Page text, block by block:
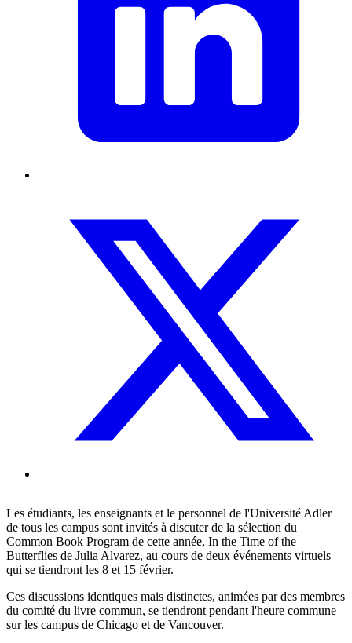
Les étudiants, les enseignants et le personnel de l'Université Adler
de tous les campus sont invités à discuter de la sélection du
Common Book Program de cette année, In the Time of the
Butterflies de Julia Alvarez, au cours de deux événements virtuels
qui se tiendront les 8 et 15 février.
Ces discussions identiques mais distinctes, animées par des membres
du comité du livre commun, se tiendront pendant l'heure commune
sur les campus de Chicago et de Vancouver.